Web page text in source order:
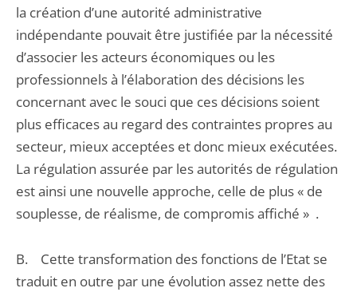
la création d’une autorité administrative
indépendante pouvait être justifiée par la nécessité
d’associer les acteurs économiques ou les
professionnels à l’élaboration des décisions les
concernant avec le souci que ces décisions soient
plus efficaces au regard des contraintes propres au
secteur, mieux acceptées et donc mieux exécutées.
La régulation assurée par les autorités de régulation
est ainsi une nouvelle approche, celle de plus « de
souplesse, de réalisme, de compromis affiché » .
B. Cette transformation des fonctions de l’Etat se
traduit en outre par une évolution assez nette des